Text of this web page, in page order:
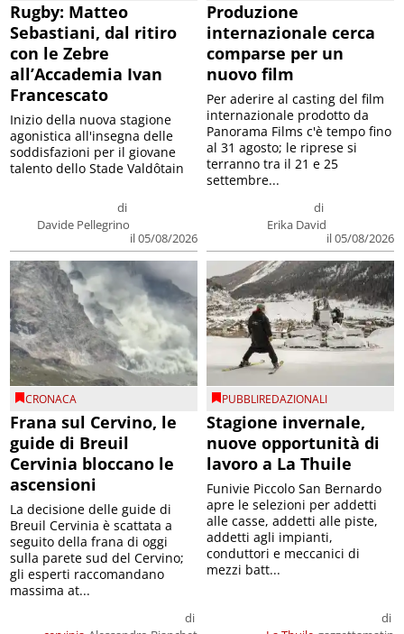
Rugby: Matteo
Sebastiani, dal ritiro
con le Zebre
all’Accademia Ivan
Francescato
di
Davide Pellegrino
il 05/08/2026
Inizio della nuova stagione
agonistica all'insegna delle
soddisfazioni per il giovane
talento dello Stade Valdôtain
Produzione
internazionale cerca
comparse per un
nuovo film
di
Erika David
il 05/08/2026
Per aderire al casting del film
internazionale prodotto da
Panorama Films c'è tempo fino
al 31 agosto; le riprese si
terranno tra il 21 e 25
settembre...
CRONACA
Frana sul Cervino, le
guide di Breuil
Cervinia bloccano le
ascensioni
di
La decisione delle guide di
Breuil Cervinia è scattata a
seguito della frana di oggi
sulla parete sud del Cervino;
gli esperti raccomandano
massima at...
PUBBLIREDAZIONALI
Stagione invernale,
nuove opportunità di
lavoro a La Thuile
di
Funivie Piccolo San Bernardo
apre le selezioni per addetti
alle casse, addetti alle piste,
addetti agli impianti,
conduttori e meccanici di
mezzi batt...